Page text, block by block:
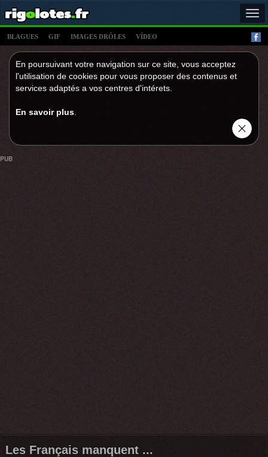
BLAGUES GIF IMAGES DRÔLES VÍDEO
En poursuivant votre navigation sur ce site, vous acceptez
l'utilisation de cookies pour vous proposer des contenus et
services adaptés a vos centres d'intérets.
En savoir plus
PUB
Les Français manquent ...